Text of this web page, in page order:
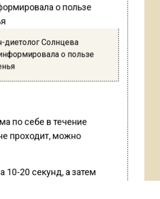
диетолог Солнцева
о пользе
по себе в течение
проходит, можно
20 секунд, а затем